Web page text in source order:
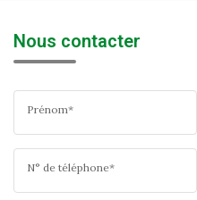
Nous contacter
Prénom*
N° de téléphone*